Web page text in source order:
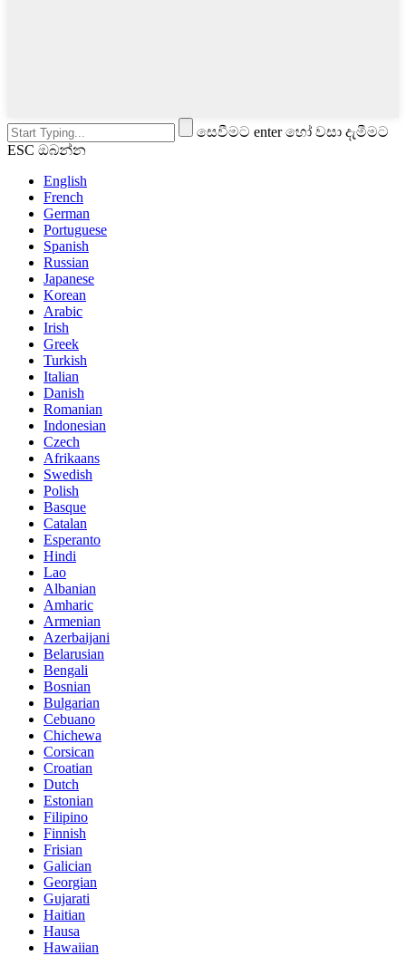
සෙවීමට enter හෝ වසා දැමීමට
ESC ඔබන්න
English
French
German
Portuguese
Spanish
Russian
Japanese
Korean
Arabic
Irish
Greek
Turkish
Italian
Danish
Romanian
Indonesian
Czech
Afrikaans
Swedish
Polish
Basque
Catalan
Esperanto
Hindi
Lao
Albanian
Amharic
Armenian
Azerbaijani
Belarusian
Bengali
Bosnian
Bulgarian
Cebuano
Chichewa
Corsican
Croatian
Dutch
Estonian
Filipino
Finnish
Frisian
Galician
Georgian
Gujarati
Haitian
Hausa
Hawaiian